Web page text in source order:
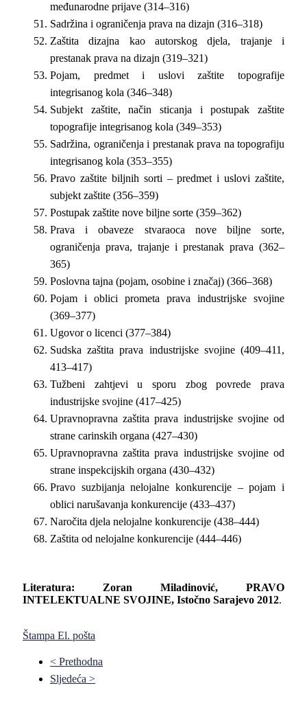
međunarodne prijave (314–316)
Sadržina i ograničenja prava na dizajn (316–318)
Zaštita dizajna kao autorskog djela, trajanje i
prestanak prava na dizajn (319–321)
Pojam, predmet i uslovi zaštite topografije
integrisanog kola (346–348)
Subjekt zaštite, način sticanja i postupak zaštite
topografije integrisanog kola (349–353)
Sadržina, ograničenja i prestanak prava na topografiju
integrisanog kola (353–355)
Pravo zaštite biljnih sorti – predmet i uslovi zaštite,
subjekt zaštite (356–359)
Postupak zaštite nove biljne sorte (359–362)
Prava i obaveze stvaraoca nove biljne sorte,
ograničenja prava, trajanje i prestanak prava (362–
365)
Poslovna tajna (pojam, osobine i značaj) (366–368)
Pojam i oblici prometa prava industrijske svojine
(369–377)
Ugovor o licenci (377–384)
Sudska zaštita prava industrijske svojine (409–411,
413–417)
Tužbeni zahtjevi u sporu zbog povrede prava
industrijske svojine (417–425)
Upravnopravna zaštita prava industrijske svojine od
strane carinskih organa (427–430)
Upravnopravna zaštita prava industrijske svojine od
strane inspekcijskih organa (430–432)
Pravo suzbijanja nelojalne konkurencije – pojam i
oblici narušavanja konkurencije (433–437)
Naročita djela nelojalne konkurencije (438–444)
Zaštita od nelojalne konkurencije (444–446)
Literatura: Zoran Miladinović, PRAVO
INTELEKTUALNE SVOJINE, Istočno Sarajevo 2012.
Štampa El. pošta
< Prethodna
Sljedeća >